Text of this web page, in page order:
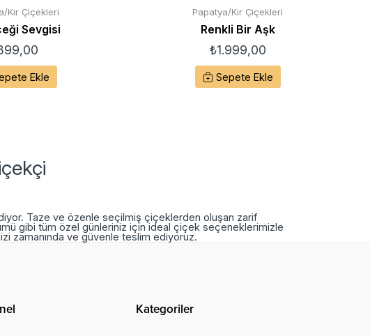
Kır Çiçekleri
Sevgisi
Ekle
Papatya/Kır Çiçekleri
Renkli Bir Aşk
₺1.999,00
Sepete Ekle
Taze ve özenle seçilmiş çiçeklerden oluşan zarif
gibi tüm özel günleriniz için ideal çiçek seçeneklerimizle
zamanında ve güvenle teslim ediyoruz.
Kategoriler